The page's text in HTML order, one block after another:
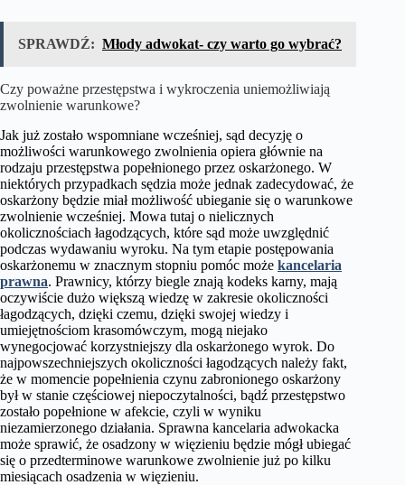
SPRAWDŹ: Młody adwokat- czy warto go wybrać?
Czy poważne przestępstwa i wykroczenia uniemożliwiają
zwolnienie warunkowe?
Jak już zostało wspomniane wcześniej, sąd decyzję o
możliwości warunkowego zwolnienia opiera głównie na
rodzaju przestępstwa popełnionego przez oskarżonego. W
niektórych przypadkach sędzia może jednak zadecydować, że
oskarżony będzie miał możliwość ubieganie się o warunkowe
zwolnienie wcześniej. Mowa tutaj o nielicznych
okolicznościach łagodzących, które sąd może uwzględnić
podczas wydawaniu wyroku. Na tym etapie postępowania
oskarżonemu w znacznym stopniu pomóc może kancelaria
prawna. Prawnicy, którzy biegle znają kodeks karny, mają
oczywiście dużo większą wiedzę w zakresie okoliczności
łagodzących, dzięki czemu, dzięki swojej wiedzy i
umiejętnościom krasomówczym, mogą niejako
wynegocjować korzystniejszy dla oskarżonego wyrok. Do
najpowszechniejszych okoliczności łagodzących należy fakt,
że w momencie popełnienia czynu zabronionego oskarżony
był w stanie częściowej niepoczytalności, bądź przestępstwo
zostało popełnione w afekcie, czyli w wyniku
niezamierzonego działania. Sprawna kancelaria adwokacka
może sprawić, że osadzony w więzieniu będzie mógł ubiegać
się o przedterminowe warunkowe zwolnienie już po kilku
miesiącach osadzenia w więzieniu.